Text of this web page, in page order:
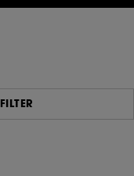
FILTER